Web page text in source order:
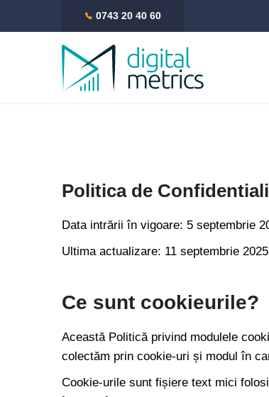
0743 20 40 60
Politica de
Data intrării în vigoare: 5 septembrie
Ultima actualizare: 11 septembrie 2025
Ce sunt cookieurile?
Această Politică privind modulele
colectăm prin cookie-uri și modul în
Cookie-urile sunt fișiere text mici